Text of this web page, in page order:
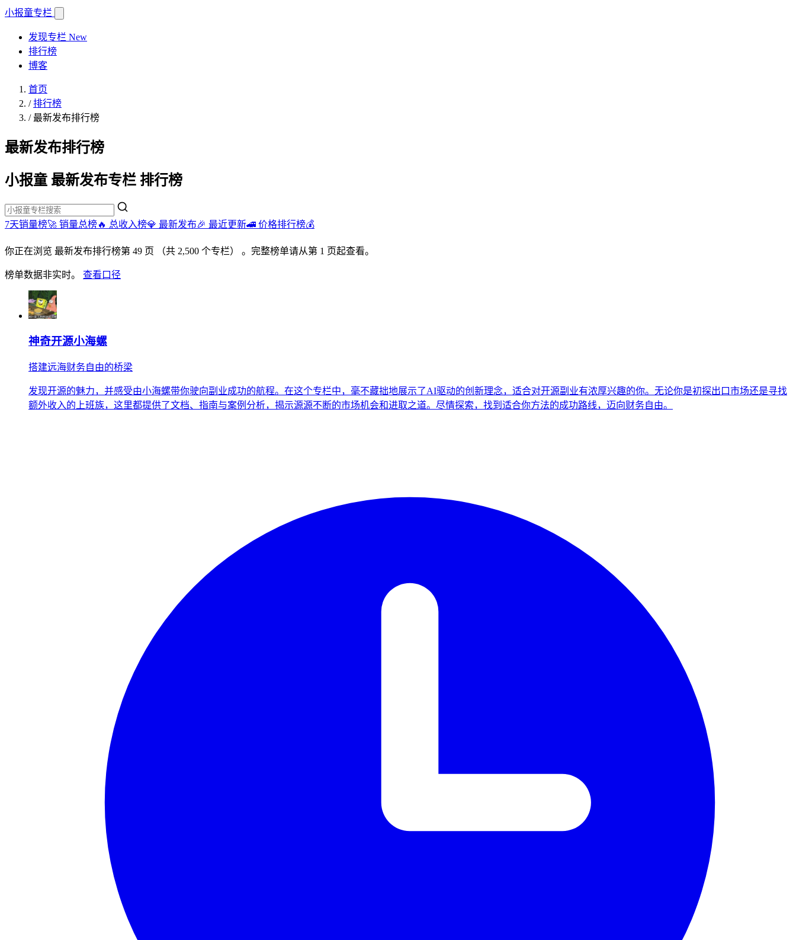
小报童专栏
发现专栏 New
排行榜
博客
首页
/排行榜
/最新发布排行榜
最新发布排行榜
小报童 最新发布专栏 排行榜
7天销量榜🚀 销量总榜🔥 总收入榜💎 最新发布🎉 最近更新🚄 价格排行榜💰
你正在浏览 最新发布排行榜第 49 页 （共 2,500 个专栏） 。完整榜单请从第 1 页起查看。
榜单数据非实时。 查看口径
神奇开源小海螺
搭建远海财务自由的桥梁
发现开源的魅力，并感受由小海螺带你驶向副业成功的航程。在这个专栏中，毫不藏拙地展示了AI驱动的创新理念，适合对开源副业有浓厚兴趣的你。无论你是初探出口市场还是寻找
额外收入的上班族，这里都提供了文档、指南与案例分析，揭示源源不断的市场机会和进取之道。尽情探索，找到适合你方法的成功路线，迈向财务自由。